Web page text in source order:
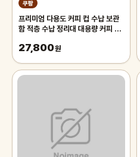
쿠팡
프리미엄 다용도 커피 컵 수납 보관
함 적층 수납 정리대 대용량 커피 트
27,800원